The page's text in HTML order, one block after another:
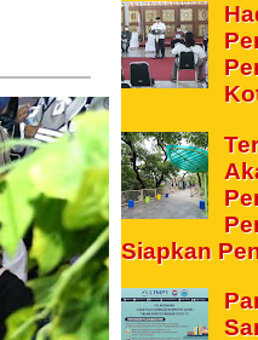
Siapkan